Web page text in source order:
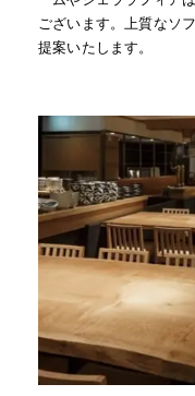
ございます。上質なソ
提案いたします。